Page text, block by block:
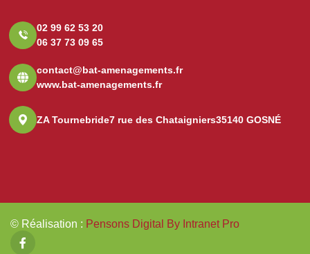
02 99 62 53 20
06 37 73 09 65
contact@bat-amenagements.fr
www.bat-amenagements.fr
ZA Tournebride7 rue des Chataigniers35140 GOSNÉ
© Réalisation : Pensons Digital By Intranet Pro